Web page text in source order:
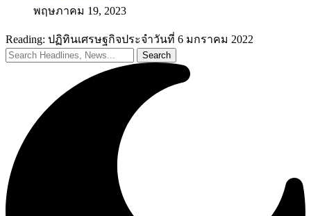
พฤษภาคม 19, 2023
Reading: ปฏิทินเศรษฐกิจประจำวันที่ 6 มกราคม 2022